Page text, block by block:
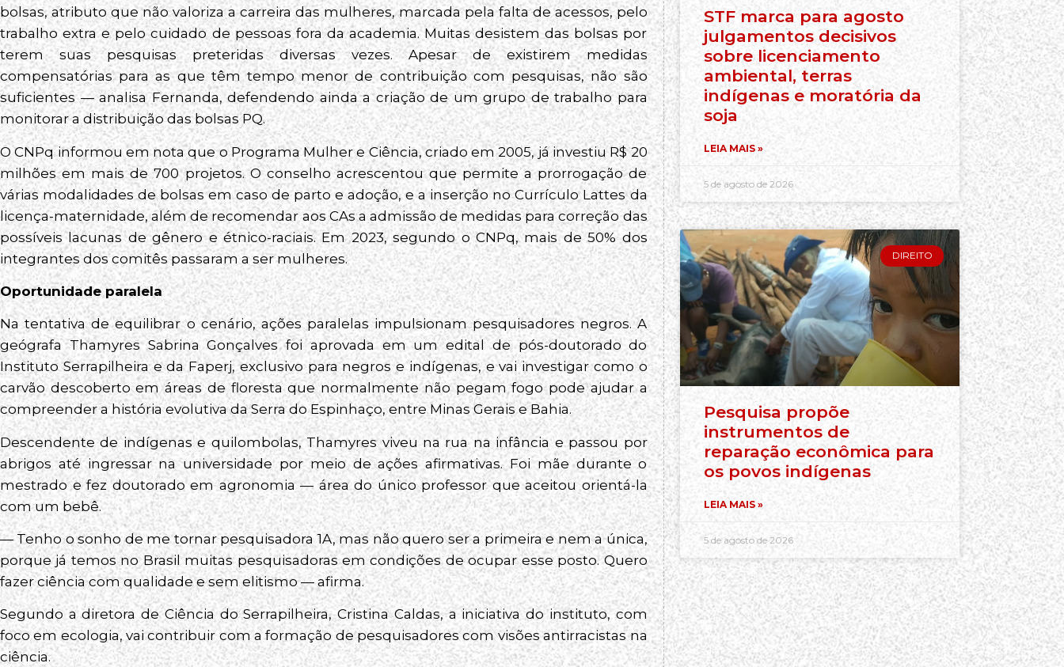
bolsas, atributo que não valoriza a carreira das mulheres, marcada pela falta de acessos, pelo
trabalho extra e pelo cuidado de pessoas fora da academia. Muitas desistem das bolsas por
terem suas pesquisas preteridas diversas vezes. Apesar de existirem medidas
compensatórias para as que têm tempo menor de contribuição com pesquisas, não são
suficientes — analisa Fernanda, defendendo ainda a criação de um grupo de trabalho para
monitorar a distribuição das bolsas PQ.
O CNPq informou em nota que o Programa Mulher e Ciência, criado em 2005, já investiu R$ 20
milhões em mais de 700 projetos. O conselho acrescentou que permite a prorrogação de
várias modalidades de bolsas em caso de parto e adoção, e a inserção no Currículo Lattes da
licença-maternidade, além de recomendar aos CAs a admissão de medidas para correção das
possíveis lacunas de gênero e étnico-raciais. Em 2023, segundo o CNPq, mais de 50% dos
integrantes dos comitês passaram a ser mulheres.
Oportunidade paralela
Na tentativa de equilibrar o cenário, ações paralelas impulsionam pesquisadores negros. A
geógrafa Thamyres Sabrina Gonçalves foi aprovada em um edital de pós-doutorado do
Instituto Serrapilheira e da Faperj, exclusivo para negros e indígenas, e vai investigar como o
carvão descoberto em áreas de floresta que normalmente não pegam fogo pode ajudar a
compreender a história evolutiva da Serra do Espinhaço, entre Minas Gerais e Bahia.
Descendente de indígenas e quilombolas, Thamyres viveu na rua na infância e passou por
abrigos até ingressar na universidade por meio de ações afirmativas. Foi mãe durante o
mestrado e fez doutorado em agronomia — área do único professor que aceitou orientá-la
com um bebê.
— Tenho o sonho de me tornar pesquisadora 1A, mas não quero ser a primeira e nem a única,
porque já temos no Brasil muitas pesquisadoras em condições de ocupar esse posto. Quero
fazer ciência com qualidade e sem elitismo — afirma.
Segundo a diretora de Ciência do Serrapilheira, Cristina Caldas, a iniciativa do instituto, com
foco em ecologia, vai contribuir com a formação de pesquisadores com visões antirracistas na
ciência.
STF marca para agosto
julgamentos decisivos
sobre licenciamento
ambiental, terras
indígenas e moratória da
soja
LEIA MAIS »
5 de agosto de 2026
DIREITO
Pesquisa propõe
instrumentos de
reparação econômica para
os povos indígenas
LEIA MAIS »
5 de agosto de 2026